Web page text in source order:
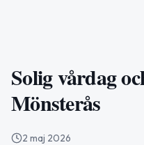
Solig vårdag
Mönsterås
2 maj 2026